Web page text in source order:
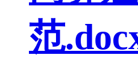
范